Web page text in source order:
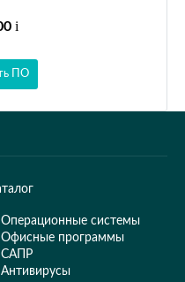
i
ПО
Операционные системы
Офисные программы
САПР
Антивирусы